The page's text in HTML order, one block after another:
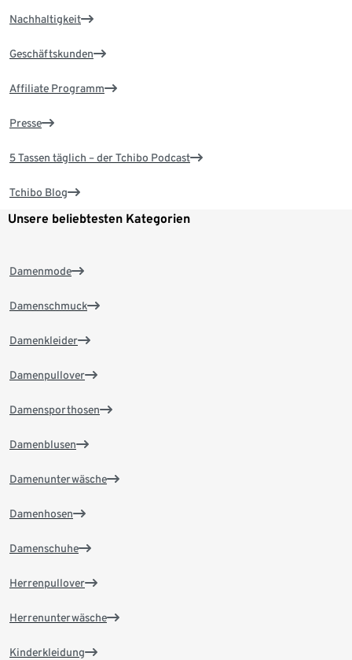
Nachhaltigkeit
Geschäftskunden
Affiliate Programm
Presse
5 Tassen täglich – der Tchibo Podcast
Tchibo Blog
Unsere beliebtesten Kategorien
Damenmode
Damenschmuck
Damenkleider
Damenpullover
Damensporthosen
Damenblusen
Damenunterwäsche
Damenhosen
Damenschuhe
Herrenpullover
Herrenunterwäsche
Kinderkleidung